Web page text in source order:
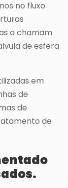
no fluxo.
a chamam
de esfera
em
de
de
de